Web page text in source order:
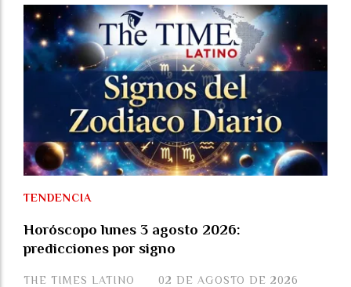
Horóscopo lunes 3 agosto 2026:
predicciones por signo
THE TIMES LATINO
TENDENCIA
02 DE AGOSTO DE 2026